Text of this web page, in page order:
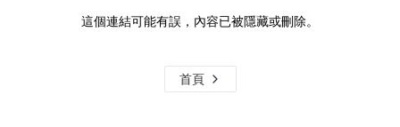
這個連結可能有誤，內容已被隱藏或刪除。
首頁